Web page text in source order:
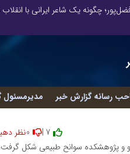
رسانه گزارش خبر مدیرمسئول
و پژوهشکده سوانح طبیعی شکل